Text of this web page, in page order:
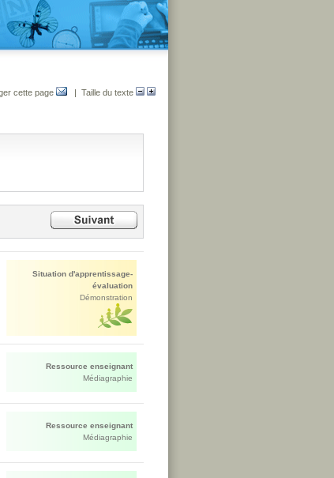
cette page | Taille du texte
Situation d'apprentissage-
évaluation
Démonstration
Ressource enseignant
Médiagraphie
Ressource enseignant
Médiagraphie